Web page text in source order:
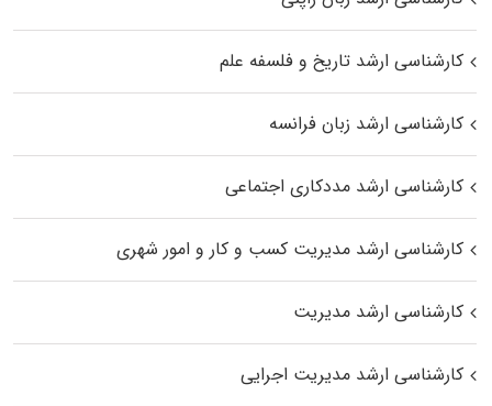
کارشناسی ارشد تاریخ و فلسفه علم
کارشناسی ارشد زبان فرانسه
کارشناسی ارشد مددکاری اجتماعی
کارشناسی ارشد مدیریت کسب و کار و امور شهری
کارشناسی ارشد مدیریت
کارشناسی ارشد مدیریت اجرایی